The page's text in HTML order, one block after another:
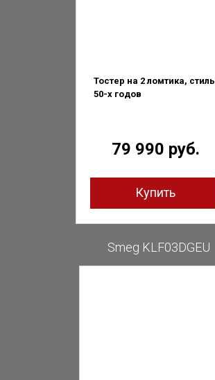
Тостер на 2 ломтика, стиль
50-х годов
79 990 руб.
Купить
Smeg KLF03DGEU